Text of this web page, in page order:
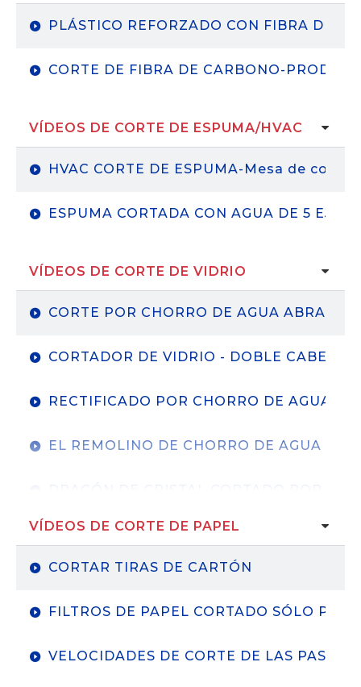
PLÁSTICO REFORZADO CON FIBRA DE
CORTE DE FIBRA DE CARBONO-
VÍDEOS DE CORTE DE ESPUMA/HVAC
HVAC CORTE DE ESPUMA-Mesa de
ESPUMA CORTADA CON AGUA DE 5 EJES
VÍDEOS DE CORTE DE VIDRIO
CORTE POR CHORRO DE AGUA
CORTADOR DE VIDRIO - DOBLE CABEZAL
RECTIFICADO POR CHORRO DE AGUA
EL REMOLINO DE CHORRO DE AGUA -
VÍDEOS DE CORTE DE PAPEL
CORTAR TIRAS DE CARTÓN
FILTROS DE PAPEL CORTADO SÓLO
VELOCIDADES DE CORTE DE LAS